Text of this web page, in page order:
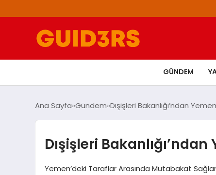
GÜNDEM
Ana Sayfa Gündem Dışişleri Bakanlığı’ndan
Dışişleri
Yemen’deki Taraflar Arasında Mutabakat